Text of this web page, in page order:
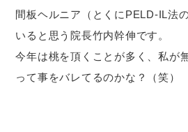
間板ヘルニア（とくにPELD-IL法
いると思う院長竹内幹伸です。
今年は桃を頂くことが多く、私が
って事をバレてるのかな？（笑）